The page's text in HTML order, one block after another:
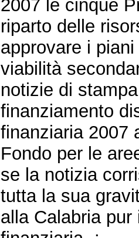
2007 le cinque
riparto delle
approvare i
viabilità
notizie di
finanziamento
finanziaria 2007
Fondo per le
se la notizia
tutta la sua
alla Calabria